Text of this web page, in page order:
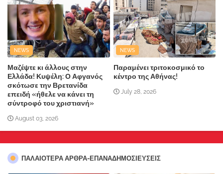
NEWS
Μαζέψτε κι άλλους στην
Ελλάδα! Κυψέλη: Ο Αφγανός
σκότωσε την Βρετανίδα
επειδή «ήθελε να κάνει τη
σύντροφό του χριστιανή»
August 03, 2026
NEWS
Παραμένει τριτοκοσμικό το
κέντρο της Αθήνας!
July 28, 2026
ΠΑΛΑΙΟΤΕΡΑ ΑΡΘΡΑ-ΕΠΑΝΑΔΗΜΟΣΙΕΥΣΕΙΣ